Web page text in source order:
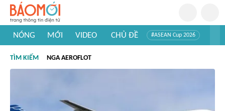
NÓNG MỚI VIDEO CHỦ ĐỀ #ASEAN Cup 2026
#Khám phá thế giới
TÌM KIẾM NGA AEROFLOT